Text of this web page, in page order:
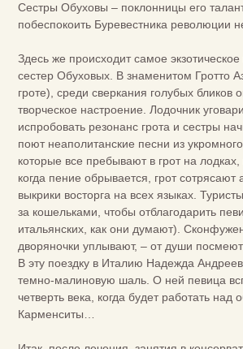
Сестры Обуховы – поклонницы его
побеспокоить Буревестника революции
Здесь же происходит самое
сестер Обуховых. В знаменитом Гротто
гроте), среди сверкания голубых бликов
творческое настроение. Лодочник
испробовать резонанс грота и сестры
поют неаполитанские песни из укромного
которые все пребывают в грот на
когда пение обрывается, грот
выкрики восторга на всех языках.
за кошельками, чтобы отблагодарить
итальянских, как они думают).
дворяночки уплывают, – от души
В эту поездку в Италию Надежда
темно-малиновую шаль. О ней певица
четверть века, когда будет работать над
Карменситы…